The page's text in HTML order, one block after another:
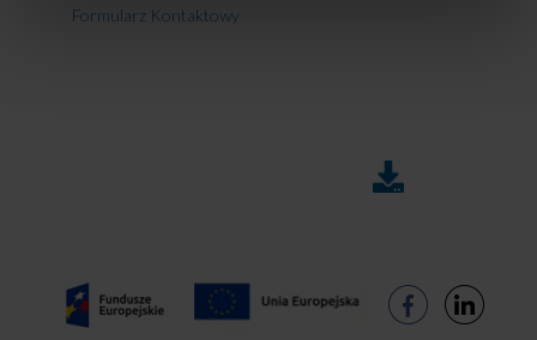
Formularz Kontaktowy
DO